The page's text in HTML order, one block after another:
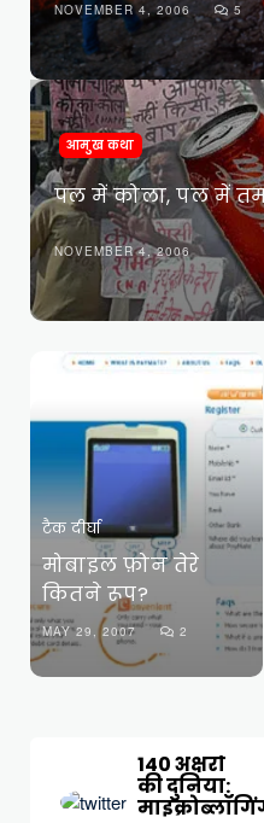
NOVEMBER 4, 2006 5
आमुख कथा
पल में कोला, पल में
NOVEMBER 4, 2006
टैक दीर्घा
मोबाइल फ़ोन तेरे
कितने रूप?
MAY 29, 2007 2
140 अक्षरों
की दुनिया: